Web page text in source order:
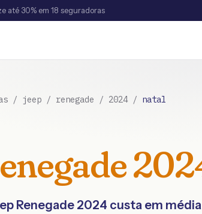
até 30% em 18 seguradoras
/ jeep / renegade / 2024/ natal
Renegade 2024 custa em média